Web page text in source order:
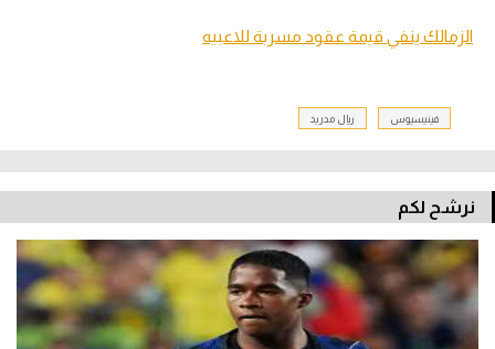
الزمالك ينفي قيمة عقود مسربة للاعبيه
فينيسيوس ريال مدريد
نرشح لكم